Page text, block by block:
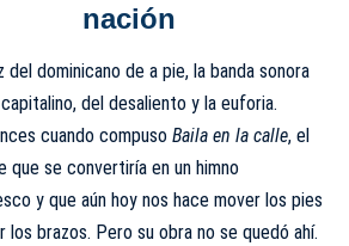
nación
del dominicano de a pie, la banda sonora
del desaliento y la euforia.
cuando compuso Baila en la calle, el
que se convertiría en un himno
y que aún hoy nos hace mover los pies
los brazos. Pero su obra no se quedó ahí.